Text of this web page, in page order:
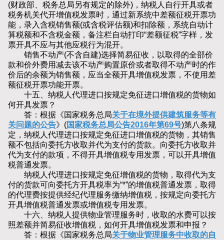
(财政部、税务总局另有规定的除外)，纳税人自行开具或者
税务机关代开增值税发票时，通过新系统中差额征税开票功
能，录入含税销售额(或含税评估额)和扣除额，系统自动计
算税额和不含税金额，备注栏自动打印“差额征税”字样，发
票开具不应与其他应税行为混开。
销售不动产(不含自建)选择简易征收，以取得的全部价
款和价外费用减去该不动产购置原价或者取得不动产时的作
价后的余额为销售额，应当全额开具增值税发票，不使用差
额征税开票功能开票。
十五、纳税人代理进口按规定免征进口增值税的货物如
何开具发票？
答：根据《国家税务总局关于在境外提供建筑服务等有
关问题的公告》(国家税务总局公告2016年第69号)第八条规
定，纳税人代理进口按规定免征进口增值税的货物，其销售
额不包括向委托方收取并代为支付的货款。向委托方收取并
代为支付的款项，不得开具增值税专用发票，可以开具增值
税普通发票。
纳税人代理进口按规定免征增值税的货物，取得代为支
付的货款可向委托方开具税率为“*”的增值税普通发票，取得
的代理费按提供经纪代理服务缴纳增值税，按规定向委托方
开具增值税普通发票或增值税专用发票。
十六、纳税人提供物业管理服务时，收取的水费可以按
照差额并简易征收增值税，如何开具增值税发票和申报？
答：根据《国家税务总局关于物业管理服务中收取的自